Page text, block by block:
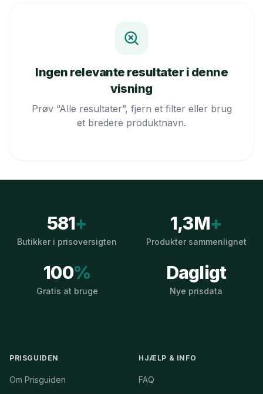
Ingen relevante resultater i denne
visning
Prøv “Alle resultater”, fjern et filter eller brug
et bredere produktnavn.
581+
Butikker i prisoversigten
1,3M+
Produkter sammenlignet
100%
Gratis at bruge
Dagligt
Nye prisdata
PRISGUIDEN
Om Prisguiden
HJÆLP & INFO
FAQ